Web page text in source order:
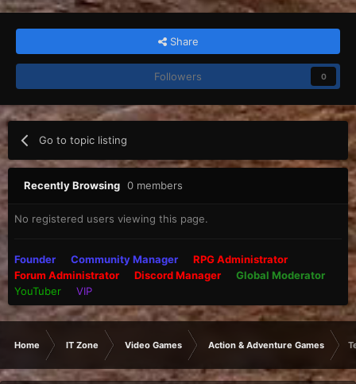
Share
Followers 0
Go to topic listing
Recently Browsing 0 members
No registered users viewing this page.
Founder Community Manager
RPG Administrator
Forum Administrator
Discord Manager
Global Moderator
YouTuber
VIP
Home IT Zone Video Games Action & Adventure Games